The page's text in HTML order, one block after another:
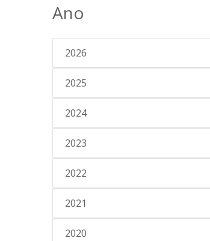
Ano
2026
2025
2024
2023
2022
2021
2020